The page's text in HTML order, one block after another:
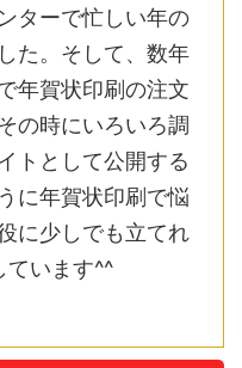
ターで忙しい年の
た。そして、数年
年賀状印刷の注文
の時にいろいろ調
トとして公開する
に年賀状印刷で悩
に少しでも立てれ
ています^^